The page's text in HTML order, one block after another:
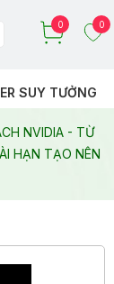
0 0
SUY TƯỞNG
NVIDIA - TỪ
HẠN TẠO NÊN